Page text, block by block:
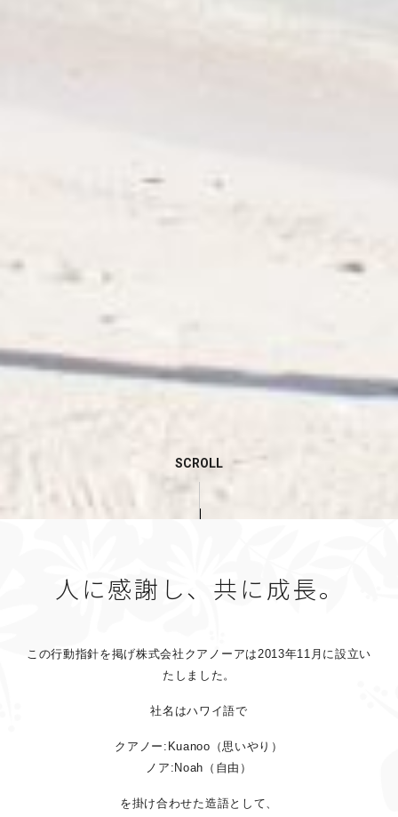
SCROLL
人に感謝し、共に成長。
この行動指針を掲げ株式会社クアノーアは2013年11月に設立い
たしました。
社名はハワイ語で
クアノー:Kuanoo（思いやり）
ノア:Noah（自由）
を掛け合わせた造語として、